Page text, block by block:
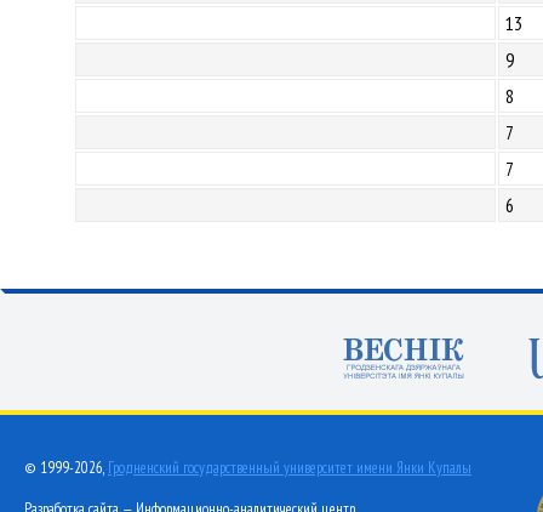
13
9
8
7
7
6
© 1999-2026, Гродненский государственный университет имени Янки Купалы